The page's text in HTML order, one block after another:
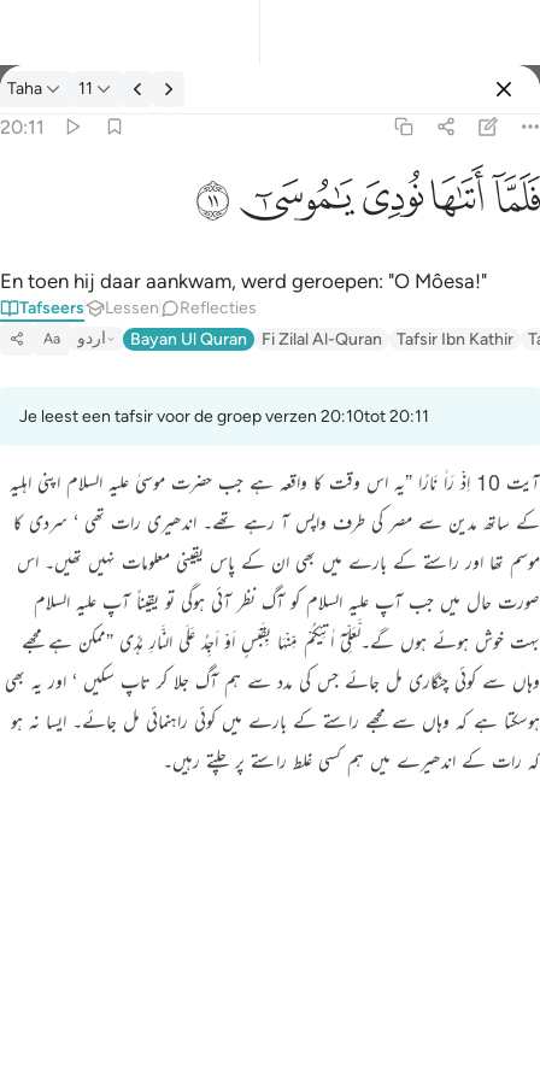
Tafseer: Taha 20:11
Taha 11
20:11
فَلَمَّآ أَتَىٰهَا نُودِىَ يَـٰمُوسَىٰٓ ١١
ﲵﲶﲷﲸﲹ
En toen hij daar aankwam, werd geroepen: "O Môesa!"
Tafseers Lessen Reflecties
Aa اردو Bayan Ul Quran Fi Zilal Al-Quran Tafsir Ibn Kathir
Je leest een tafsir voor de groep verzen 20:10tot 20:11
آیت 10 اِذْ رَاٰ نَارًا ”یہ اس وقت کا واقعہ ہے جب حضرت موسیٰ علیہ السلام اپنی اہلیہ
کے ساتھ مدین سے مصر کی طرف واپس آ رہے تھے۔ اندھیری رات تھی ‘ سردی کا
موسم تھا اور راستے کے بارے میں بھی ان کے پاس یقینی معلومات نہیں تھیں۔ اس
صورت حال میں جب آپ علیہ السلام کو آگ نظر آئی ہوگی تو یقیناً آپ علیہ السلام
بہت خوش ہوئے ہوں گے۔لَّعَلِّیْٓ اٰتِیْکُمْ مِّنْہَا بِقَبَسٍ اَوْ اَجِدُ عَلَی النَّارِ ہُدًی ”ممکن ہے مجھے
وہاں سے کوئی چنگاری مل جائے جس کی مدد سے ہم آگ جلا کر تاپ سکیں ‘ اور یہ بھی
ہوسکتا ہے کہ وہاں سے مجھے راستے کے بارے میں کوئی راہنمائی مل جائے۔ ایسا نہ ہو
کہ رات کے اندھیرے میں ہم کسی غلط راستے پر چلتے رہیں۔